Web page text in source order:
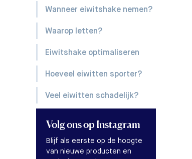
Wanneer eiwitshake nemen?
Waarop letten?
Eiwitshake optimaliseren
Hoeveel eiwitten sporter?
Veel eiwitten schadelijk?
Volg onsop Instagram
Blijf als eerste op de hoogte
van nieuwe producten en